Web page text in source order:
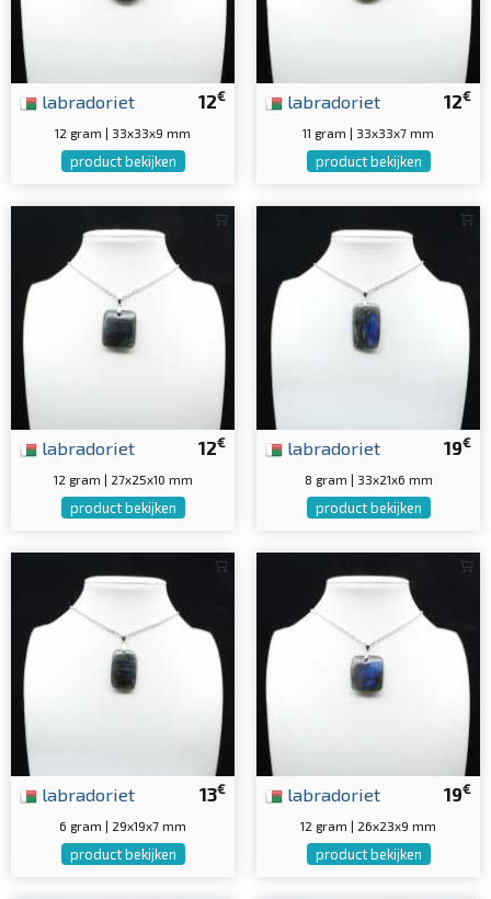
12€
labradoriet
12 gram | 33x33x9 mm
product bekijken
12€
labradoriet
11 gram | 33x33x7 mm
product bekijken
12€
labradoriet
12 gram | 27x25x10 mm
product bekijken
19€
labradoriet
8 gram | 33x21x6 mm
product bekijken
13€
labradoriet
6 gram | 29x19x7 mm
product bekijken
19€
labradoriet
12 gram | 26x23x9 mm
product bekijken